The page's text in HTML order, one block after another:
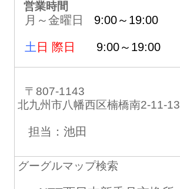
営業時間
月～金曜日 9:00～19:00
土 日 際日 9:00～19:00
〒807-1143
北九州市八幡西区楠橋南2-11-13
担当：池田
グーグルマップ検索